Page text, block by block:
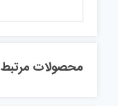
محصولات مرتبط